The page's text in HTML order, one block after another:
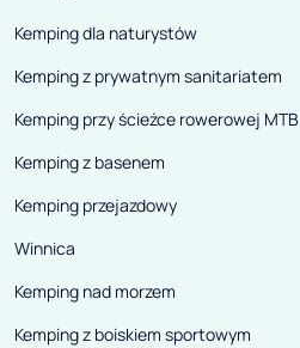
Kemping dla naturystów
Kemping z prywatnym sanitariatem
Kemping przy ścieżce rowerowej MTB
Kemping z basenem
Kemping przejazdowy
Winnica
Kemping nad morzem
Kemping z boiskiem sportowym